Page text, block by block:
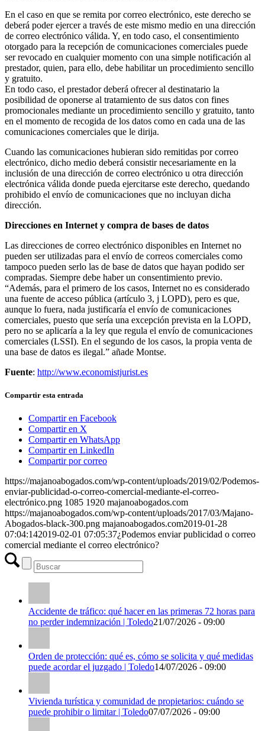
En el caso en que se remita por correo electrónico, este derecho se
deberá poder ejercer a través de este mismo medio en una dirección
de correo electrónico válida. Y, en todo caso, el consentimiento
otorgado para la recepción de comunicaciones comerciales puede
ser revocado en cualquier momento con una simple notificación al
prestador, quien, para ello, debe habilitar un procedimiento sencillo
y gratuito.
En todo caso, el prestador deberá ofrecer al destinatario la
posibilidad de oponerse al tratamiento de sus datos con fines
promocionales mediante un procedimiento sencillo y gratuito, tanto
en el momento de recogida de los datos como en cada una de las
comunicaciones comerciales que le dirija.
Cuando las comunicaciones hubieran sido remitidas por correo
electrónico, dicho medio deberá consistir necesariamente en la
inclusión de una dirección de correo electrónico u otra dirección
electrónica válida donde pueda ejercitarse este derecho, quedando
prohibido el envío de comunicaciones que no incluyan dicha
dirección.
Direcciones en Internet y compra de bases de datos
Las direcciones de correo electrónico disponibles en Internet no
pueden ser utilizadas para el envío de correos comerciales como
tampoco pueden serlo las de base de datos que hayan podido ser
compradas. Siempre debe haber un consentimiento previo.
“Además, para el primero de los casos, Internet no es considerado
una fuente de acceso pública (artículo 3, j LOPD), pero es que,
aunque lo fuera, nada justificaría el envío de comunicaciones
comerciales, puesto que sería una excepción prevista en la LOPD,
pero no se aplicaría a la ley que regula el envío de comunicaciones
comerciales (LSSI). En el segundo de los casos, la propia venta de
una base de datos es ilegal.” añade Montse.
Fuente: http://www.economistjurist.es
Compartir esta entrada
Compartir en Facebook
Compartir en X
Compartir en WhatsApp
Compartir en LinkedIn
Compartir por correo
https://majanoabogados.com/wp-content/uploads/2019/02/Podemos-
enviar-publicidad-o-correo-comercial-mediante-el-correo-
electrónico.png 1085 1920 majanoabogados.com
https://majanoabogados.com/wp-content/uploads/2017/03/Majano-
Abogados-black-300.png majanoabogados.com2019-01-28
07:04:142019-02-01 07:05:37¿Podemos enviar publicidad o correo
comercial mediante el correo electrónico?
Accidente de tráfico: qué hacer en las primeras 72 horas para
no perder indemnización | Toledo21/07/2026 - 09:00
Orden de protección: qué es, cómo se solicita y qué medidas
puede acordar el juzgado | Toledo14/07/2026 - 09:00
Vivienda turística y comunidad de propietarios: cuándo se
puede prohibir o limitar | Toledo07/07/2026 - 09:00